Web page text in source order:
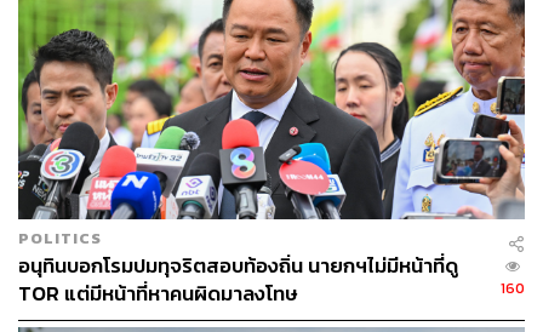
ABOUT THE AUTHOR
THE STANDARD TEAM
กองบรรณาธิการ THE STANDARD
POLITICS
อนุทินบอกโรมปมทุจริตสอบท้องถิ่น นายกฯไม่มีหน้าที่ดู
TOR แต่มีหน้าที่หาคนผิดมาลงโทษ
160